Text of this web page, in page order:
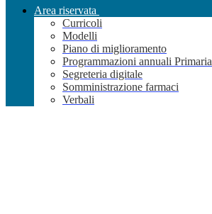
Area riservata
Curricoli
Modelli
Piano di miglioramento
Programmazioni annuali Primaria
Segreteria digitale
Somministrazione farmaci
Verbali